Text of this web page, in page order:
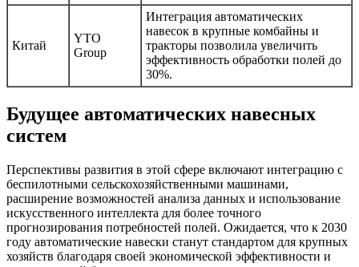
Китай
YTO
Group
Интеграция автоматических
навесок в крупные комбайны и
тракторы позволила увеличить
эффективность обработки полей до
30%.
Будущее автоматических навесных
систем
Перспективы развития в этой сфере включают интеграцию с
беспилотными сельскохозяйственными машинами,
расширение возможностей анализа данных и использование
искусственного интеллекта для более точного
прогнозирования потребностей полей. Ожидается, что к 2030
году автоматические навески станут стандартом для крупных
хозяйств благодаря своей экономической эффективности и